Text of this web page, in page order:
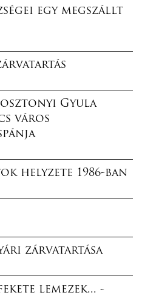
egy megszállt
Gyula
város
helyzete 1986-ban
zárvatartása
lemezek... -